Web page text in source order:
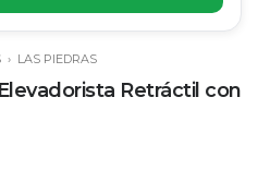
› LAS PIEDRAS
Retráctil con